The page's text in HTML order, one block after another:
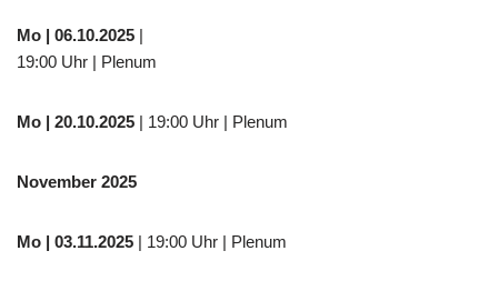
Mo | 06.10.2025 |
19:00 Uhr | Plenum
Mo | 20.10.2025 | 19:00 Uhr | Plenum
November 2025
Mo | 03.11.2025 | 19:00 Uhr | Plenum